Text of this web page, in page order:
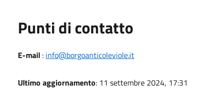
Punti di contatto
E-mail : info@borgoanticoleviole.it
Ultimo aggiornamento: 11 settembre 2024, 17:31